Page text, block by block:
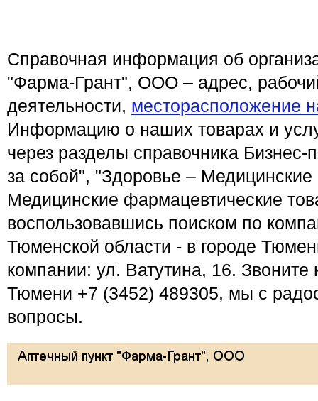
Справочная информация об
"Фарма-Грант", ООО – адрес,
деятельности, месторасположение
Информацию о наших товарах и
через разделы справочника Бизнес-
за собой", "Здоровье – Медицинские
Медицинские фармацевтические
воспользовавшись поиском по
Тюменской области - в городе
компании: ул. Ватутина, 16.
Тюмени +7 (3452) 489305, мы с
вопросы.